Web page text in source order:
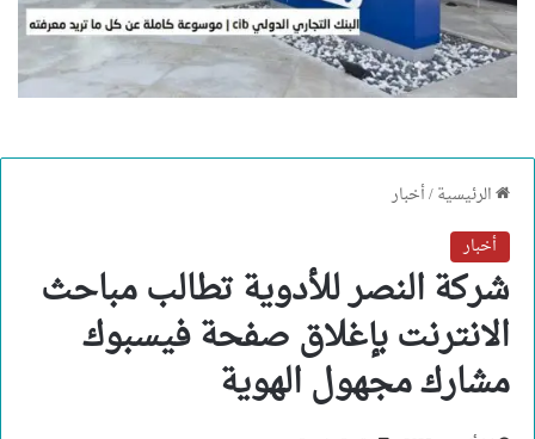
الرئيسية/أخبار
أخبار
شركة النصر للأدوية تطالب مباحث
الانترنت بإغلاق صفحة فيسبوك
مشارك مجهول الهوية